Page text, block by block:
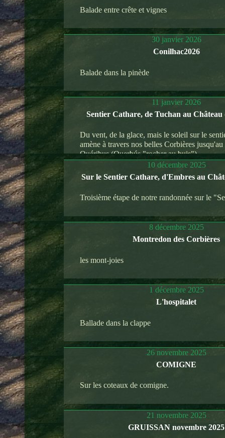
Balade entre crête et vignes
30 janvier 2026
Conilhac2026
Balade dans la pinède
11 janvier 2026
Sentier Cathare, de Tuchan au Château
Du vent, de la glace, mais le soleil sur le
amène à travers nos belles Corbières
Quéribus (Querbús "rocher au buis").
10 décembre 2025
Sur le Sentier Cathare, d'Embres au
Troisième étape de notre randonnée sur le
8 décembre 2025
Montredon des Corbières
les mont-joies
1 décembre 2025
L'hospitalet
Ballade dans la clappe
26 novembre 2025
COMIGNE
Sur les coteaux de comigne.
21 novembre 2025
GRUISSAN novembre 2025